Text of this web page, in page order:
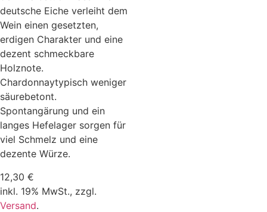
deutsche Eiche verleiht dem
Wein einen gesetzten,
erdigen Charakter und eine
dezent schmeckbare
Holznote.
Chardonnaytypisch weniger
säurebetont.
Spontangärung und ein
langes Hefelager sorgen für
viel Schmelz und eine
dezente Würze.
12,30 €
inkl. 19% MwSt., zzgl.
Versand.